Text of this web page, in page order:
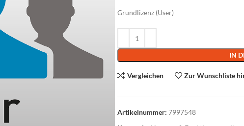
Grundlizenz (User)
IN
Vergleichen Zur Wunschliste
Artikelnummer: 7997548